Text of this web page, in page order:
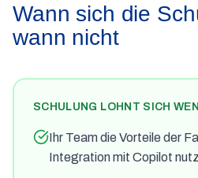
Wann sich die
wann nicht
SCHULUNG LOHNT SICH
Ihr Team die Vorteile der
Integration mit Copilot